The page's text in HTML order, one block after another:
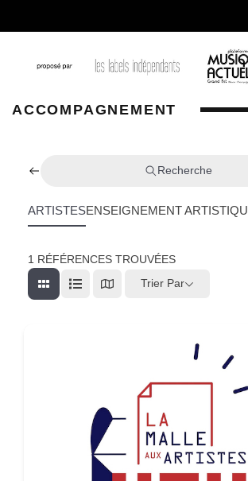
ACCOMPAGNEMENT
Recherche
ARTISTESENSEIGNEMENT
1 RÉFÉRENCES TROUVÉES
Trier Par